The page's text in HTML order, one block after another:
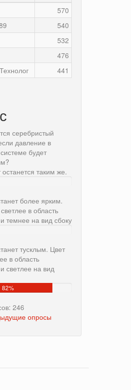
570
540
532
476
441
серебристый
давление в
будет
останется таким же.
более ярким.
в область
темнее на вид сбоку
тусклым. Цвет
в область
светлее на вид
82%
246
опросы